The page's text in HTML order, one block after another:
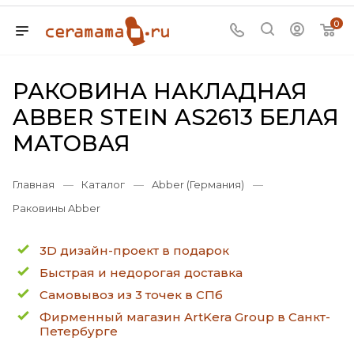
0
РАКОВИНА НАКЛАДНАЯ
ABBER STEIN AS2613 БЕЛАЯ
МАТОВАЯ
Главная — Каталог — Abber (Германия)
—
Раковины Abber
3D дизайн-проект в подарок
Быстрая и недорогая доставка
Самовывоз из 3 точек в СПб
Фирменный магазин ArtKera Group в Санкт-
Петербурге